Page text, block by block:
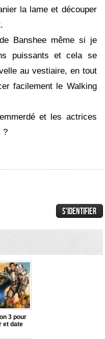
la lame et découper
Banshee même si je
puissants et cela se
au vestiaire, en tout
facilement le Walking
et les actrices
?
3 pour
et date